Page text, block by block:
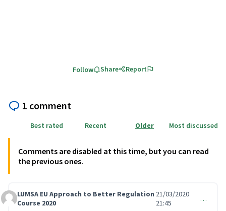
Follow Share Report
1 comment
Best rated Recent Older Most discussed
Comments are disabled at this time, but you can read
the previous ones.
Comment 230
LUMSA EU Approach to Better Regulation
Course 2020
21/03/2020
21:45
…